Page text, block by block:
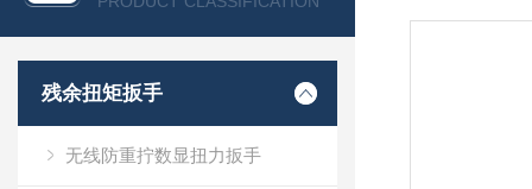
残余扭矩扳手
无线防重拧数显扭力扳手